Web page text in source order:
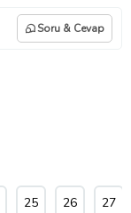
Soru & Cevap
25 26 27